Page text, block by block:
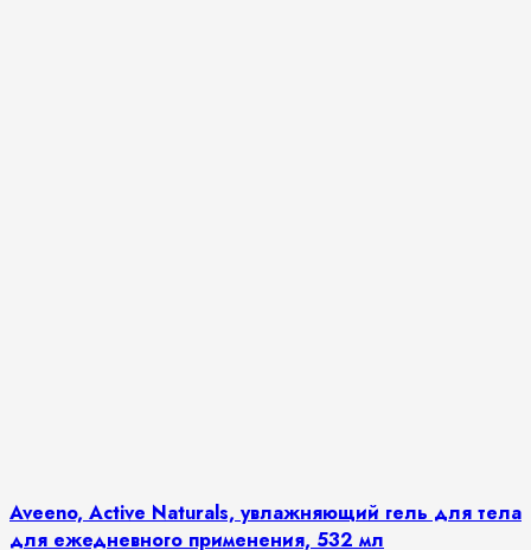
Aveeno, Active Naturals, увлажняющий гель для тела
для ежедневного применения, 532 мл